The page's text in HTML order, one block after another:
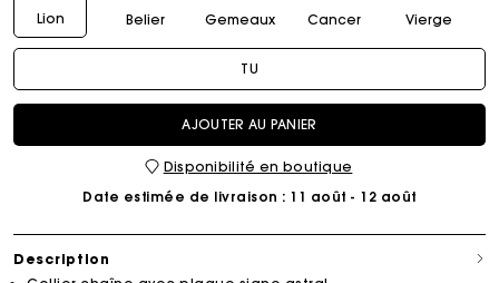
Lion Belier Gemeaux Cancer Vierge
TU
AJOUTER AU PANIER
Disponibilité en boutique
Date estimée de livraison : 11 août - 12 août
Description